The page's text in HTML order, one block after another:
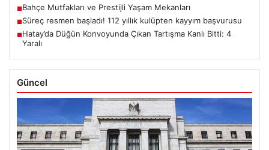
■Bahçe Mutfakları ve Prestijli Yaşam Mekanları
■Süreç resmen başladı! 112 yıllık kulüpten kayyım başvurusu
■Hatay’da Düğün Konvoyunda Çıkan Tartışma Kanlı Bitti: 4
Yaralı
Güncel